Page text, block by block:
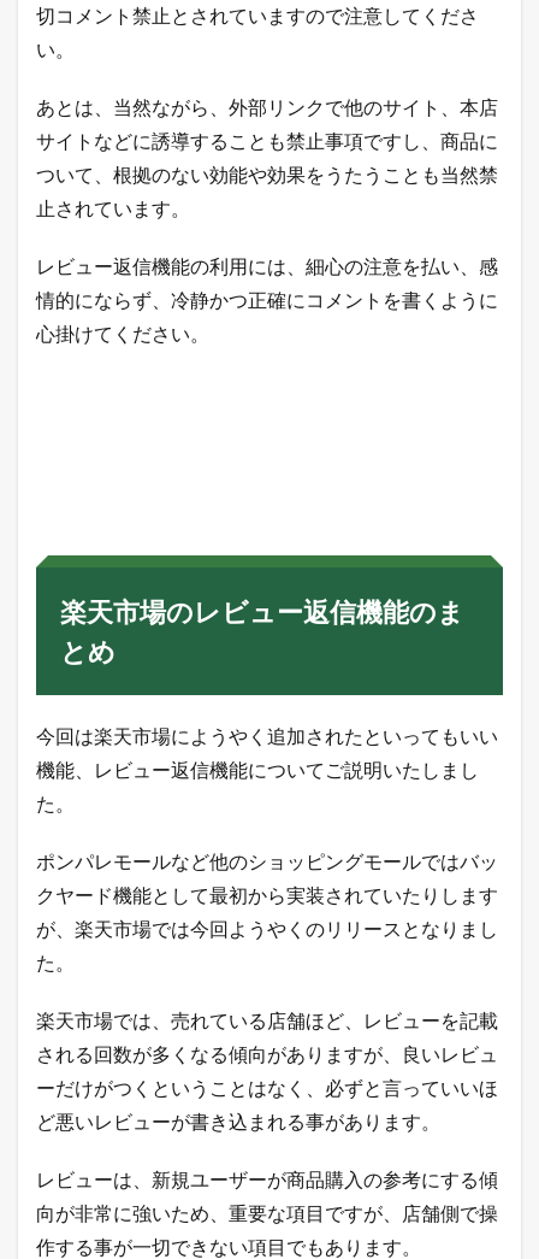
切コメント禁止とされていますので注意してくださ
い。
あとは、当然ながら、外部リンクで他のサイト、本店
サイトなどに誘導することも禁止事項ですし、商品に
ついて、根拠のない効能や効果をうたうことも当然禁
止されています。
レビュー返信機能の利用には、細心の注意を払い、感
情的にならず、冷静かつ正確にコメントを書くように
心掛けてください。
楽天市場のレビュー返信機能のま
とめ
今回は楽天市場にようやく追加されたといってもいい
機能、レビュー返信機能についてご説明いたしまし
た。
ポンパレモールなど他のショッピングモールではバッ
クヤード機能として最初から実装されていたりします
が、楽天市場では今回ようやくのリリースとなりまし
た。
楽天市場では、売れている店舗ほど、レビューを記載
される回数が多くなる傾向がありますが、良いレビュ
ーだけがつくということはなく、必ずと言っていいほ
ど悪いレビューが書き込まれる事があります。
レビューは、新規ユーザーが商品購入の参考にする傾
向が非常に強いため、重要な項目ですが、店舗側で操
作する事が一切できない項目でもあります。